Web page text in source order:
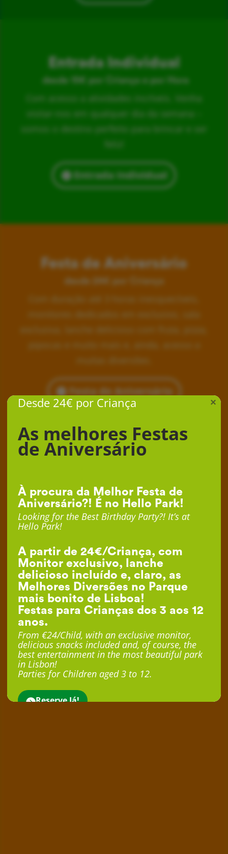
Entrada Individual
desde 15€ por Criança e por Hora
Com acesso a atividades incríveis. Venha
visitar-nos em qualquer dia da semana –
somos o destino perfeito para brincar e ser
Entrada Individual
Festa de Aniversário
desde 24€ por Criança
Festa de Aniversário
Desde 24€ por Criança
As melhores Festas
de Aniversário
À procura da Melhor Festa de
Aniversário?! É no Hello Park!
Looking for the Best Birthday Party?! It’s at
Hello Park!
A partir de 24€/Criança, com
Monitor exclusivo, lanche
delicioso incluído e, claro, as
Melhores Diversões no Parque
mais bonito de Lisboa!
Festas para Crianças dos 3 aos 12
anos.
From €24/Child, with an exclusive monitor,
delicious snacks included and, of course, the
best entertainment in the most beautiful park
in Lisbon!
Parties for Children aged 3 to 12.
Reserve Já!
×